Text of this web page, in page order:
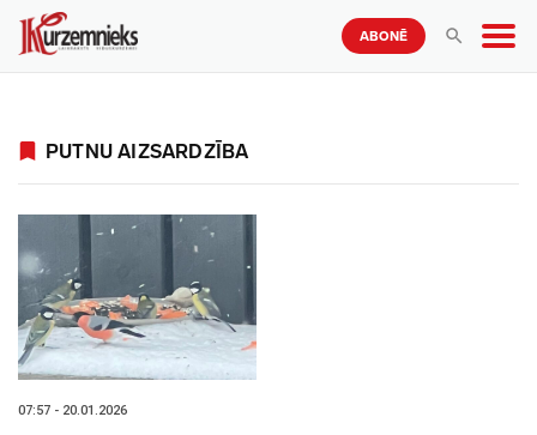
ABONĒ
PUTNU AIZSARDZĪBA
07:57 - 20.01.2026